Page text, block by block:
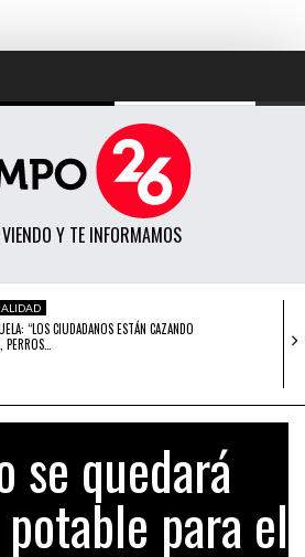
Y TE INFORMAMOS
“LOS CIUDADANOS ESTÁN CAZANDO
KEIKO FUJIMORI NO QUIERE QUE…
se quedará
para el